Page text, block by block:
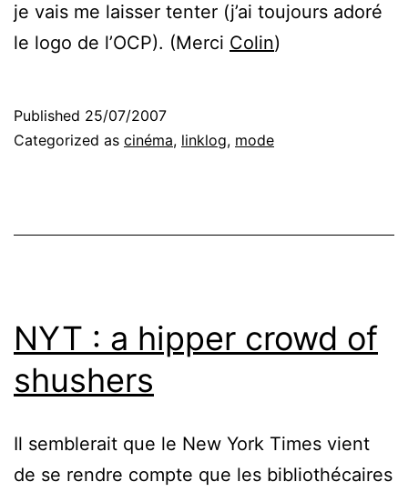
je vais me laisser tenter (j’ai toujours adoré
le logo de l’OCP). (Merci Colin)
Published 25/07/2007
Categorized as cinéma, linklog, mode
NYT : a hipper crowd of
shushers
Il semblerait que le New York Times vient
de se rendre compte que les bibliothécaires